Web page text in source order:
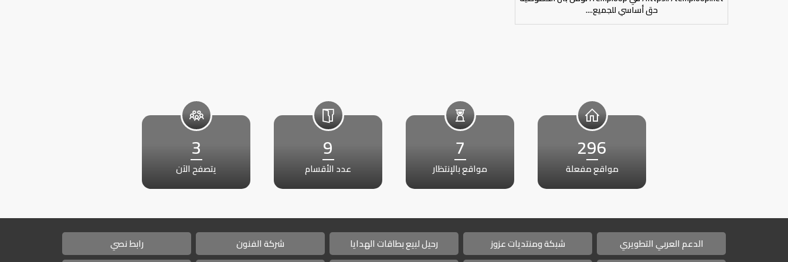
حق أساسي للجميع....
296
مواقع مفعلة
7
مواقع بالإنتظار
9
عدد الأقسام
3
يتصفح الآن
الدعم العربي التطويري شبكة ومنتديات عزوز رحيل لبيع بطاقات الهدايا شركة الفنون رابط نصي